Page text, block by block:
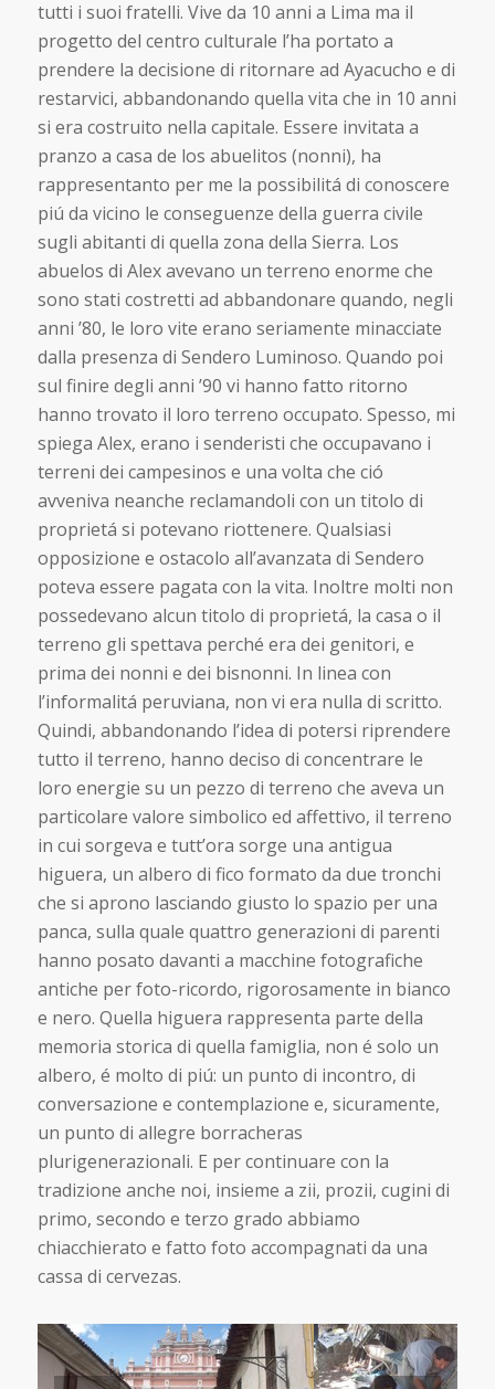
tutti i suoi fratelli. Vive da 10 anni a Lima ma il
progetto del centro culturale l’ha portato a
prendere la decisione di ritornare ad Ayacucho e di
restarvici, abbandonando quella vita che in 10 anni
si era costruito nella capitale. Essere invitata a
pranzo a casa de los abuelitos (nonni), ha
rappresentanto per me la possibilitá di conoscere
piú da vicino le conseguenze della guerra civile
sugli abitanti di quella zona della Sierra. Los
abuelos di Alex avevano un terreno enorme che
sono stati costretti ad abbandonare quando, negli
anni ’80, le loro vite erano seriamente minacciate
dalla presenza di Sendero Luminoso. Quando poi
sul finire degli anni ’90 vi hanno fatto ritorno
hanno trovato il loro terreno occupato. Spesso, mi
spiega Alex, erano i senderisti che occupavano i
terreni dei campesinos e una volta che ció
avveniva neanche reclamandoli con un titolo di
proprietá si potevano riottenere. Qualsiasi
opposizione e ostacolo all’avanzata di Sendero
poteva essere pagata con la vita. Inoltre molti non
possedevano alcun titolo di proprietá, la casa o il
terreno gli spettava perché era dei genitori, e
prima dei nonni e dei bisnonni. In linea con
l’informalitá peruviana, non vi era nulla di scritto.
Quindi, abbandonando l’idea di potersi riprendere
tutto il terreno, hanno deciso di concentrare le
loro energie su un pezzo di terreno che aveva un
particolare valore simbolico ed affettivo, il terreno
in cui sorgeva e tutt’ora sorge una antigua
higuera, un albero di fico formato da due tronchi
che si aprono lasciando giusto lo spazio per una
panca, sulla quale quattro generazioni di parenti
hanno posato davanti a macchine fotografiche
antiche per foto-ricordo, rigorosamente in bianco
e nero. Quella higuera rappresenta parte della
memoria storica di quella famiglia, non é solo un
albero, é molto di piú: un punto di incontro, di
conversazione e contemplazione e, sicuramente,
un punto di allegre borracheras
plurigenerazionali. E per continuare con la
tradizione anche noi, insieme a zii, prozii, cugini di
primo, secondo e terzo grado abbiamo
chiacchierato e fatto foto accompagnati da una
cassa di cervezas.